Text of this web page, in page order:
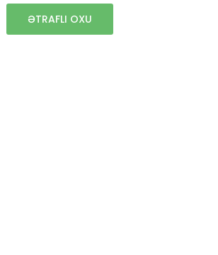
ƏTRAFLI OXU